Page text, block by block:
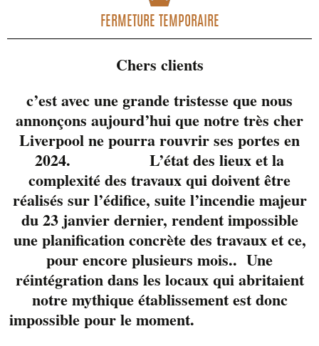
Pour la première fois
sur la scène du
Liverpool. Un duo de
vieux routiers pour
qui les notes et la
FERMETURE TEMPORAIRE
Chers clients
c’est avec une grande tristesse que nous
annonçons aujourd’hui que notre très cher
Liverpool ne pourra rouvrir ses portes en
2024. L’état des lieux et la
complexité des travaux qui doivent être
réalisés sur l’édifice, suite l’incendie majeur
du 23 janvier dernier, rendent impossible
une planification concrète des travaux et ce,
pour encore plusieurs mois.. Une
réintégration dans les locaux qui abritaient
notre mythique établissement est donc
impossible pour le moment.